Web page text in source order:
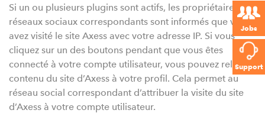
Jobs
Support
Si un ou plusieurs plugins sont actifs, les propriétaires des
réseaux sociaux correspondants sont informés que vous
avez visité le site Axess avec votre adresse IP. Si vous
cliquez sur un des boutons pendant que vous êtes
connecté à votre compte utilisateur, vous pouvez relier le
contenu du site d’Axess à votre profil. Cela permet au
réseau social correspondant d’attribuer la visite du site
d’Axess à votre compte utilisateur.